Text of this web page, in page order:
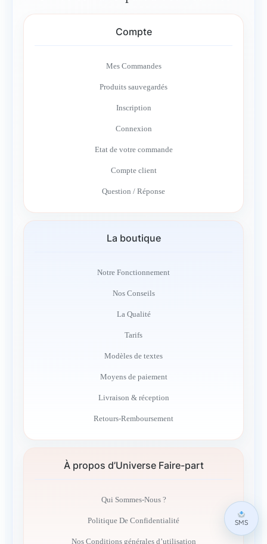
Compte
Mes Commandes
Produits sauvegardés
Inscription
Connexion
Etat de votre commande
Compte client
Question / Réponse
La boutique
Notre Fonctionnement
Nos Conseils
La Qualité
Tarifs
Modèles de textes
Moyens de paiement
Livraison & réception
Retours-Remboursement
À propos d’Universe Faire-part
Qui Sommes-Nous ?
Politique De Confidentialité
Nos Conditions générales d’utilisation
SMS